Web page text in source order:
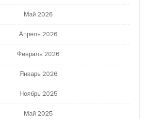
Май 2026
Апрель 2026
Февраль 2026
Январь 2026
Ноябрь 2025
Май 2025